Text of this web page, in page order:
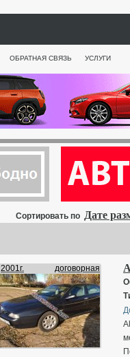
ОБРАТНАЯ СВЯЗЬ УСЛУГИ
Сортировать по Дате
2001г. договорная